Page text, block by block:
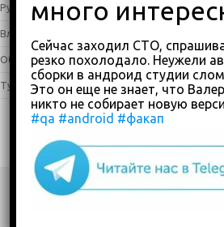
Python(16)
Влоги
Обзоры(875)
Туториалы (23)
Copyright 2018-2023
Сейчас заходил СТО,
резко похолодало. Неужели
сборки в андроид студии
Это он еще не знает, что
никто не собирает новую
#qa #android #факап